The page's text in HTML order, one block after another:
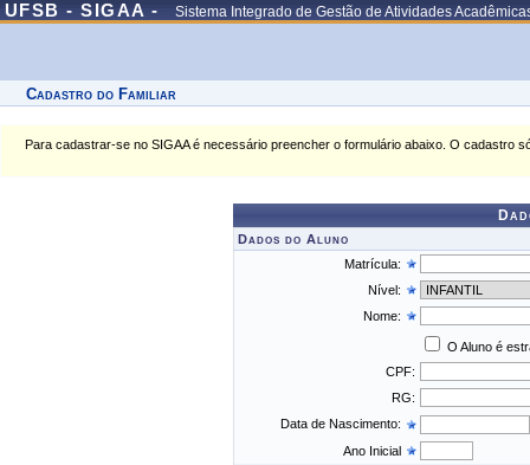
UFSB - SIGAA - Sistema Integrado de Gestão de Atividades
Cadastro do Familiar
Para cadastrar-se no SIGAA é necessário preencher o formulário abaixo. O cadastro
Dados do Aluno
Matrícula:
Nível:
Nome:
O Aluno é
CPF:
RG:
Data de Nascimento:
Ano Inicial